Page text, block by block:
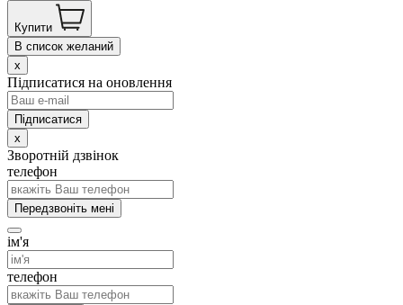
Купити
В список желаний
x
Підписатися на оновлення
x
Зворотній дзвінок
телефон
Передзвоніть мені
ім'я
телефон